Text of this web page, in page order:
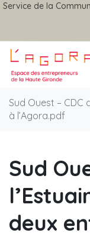
Gestion des traceurs
Aller
Service de la
Agora
Sud Ouest – CDC
à l’Agora.pdf
Sud
deux